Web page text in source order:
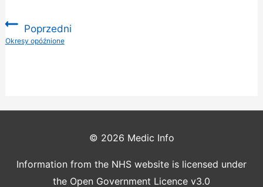
Poprzedni
:Okresy opóźnione
© 2026 Medic Info
Information from the NHS website is licensed under
the Open Government Licence v3.0